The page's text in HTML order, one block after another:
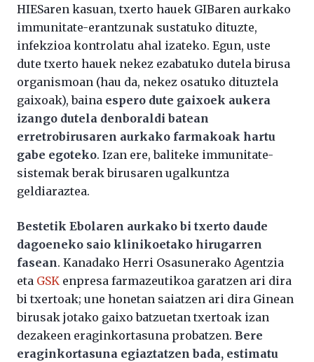
HIESaren kasuan, txerto hauek GIBaren aurkako
immunitate-erantzunak sustatuko dituzte,
infekzioa kontrolatu ahal izateko. Egun, uste
dute txerto hauek nekez ezabatuko dutela birusa
organismoan (hau da, nekez osatuko dituztela
gaixoak), baina espero dute gaixoek aukera
izango dutela denboraldi batean
erretrobirusaren aurkako farmakoak hartu
gabe egoteko. Izan ere, baliteke immunitate-
sistemak berak birusaren ugalkuntza
geldiaraztea.
Bestetik Ebolaren aurkako bi txerto daude
dagoeneko saio klinikoetako hirugarren
fasean. Kanadako Herri Osasunerako Agentzia
eta GSK enpresa farmazeutikoa garatzen ari dira
bi txertoak; une honetan saiatzen ari dira Ginean
birusak jotako gaixo batzuetan txertoak izan
dezakeen eraginkortasuna probatzen. Bere
eraginkortasuna egiaztatzen bada, estimatu